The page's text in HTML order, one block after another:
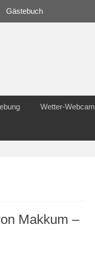
Gästebuch
Wetter-Webcam
Makkum –